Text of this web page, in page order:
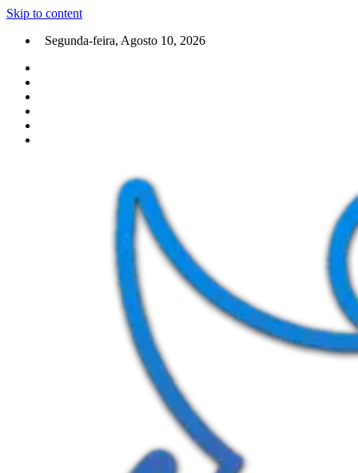
Skip to content
Segunda-feira, Agosto 10, 2026